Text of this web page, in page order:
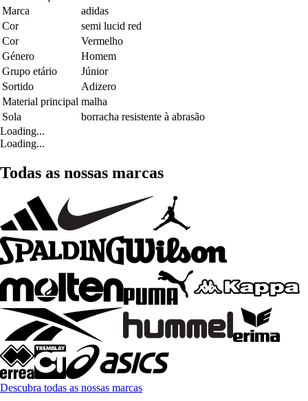
Marca
adidas
Cor
semi lucid red
Cor
Vermelho
Género
Homem
Grupo etário
Júnior
Sortido
Adizero
Material principal malha
Sola
borracha resistente à abrasão
Loading...
Loading...
Todas as nossas marcas
Descubra todas as nossas marcas